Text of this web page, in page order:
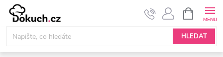
Přejít
obsah
HLEDAT
NÁKUPNÍ
KOŠÍK